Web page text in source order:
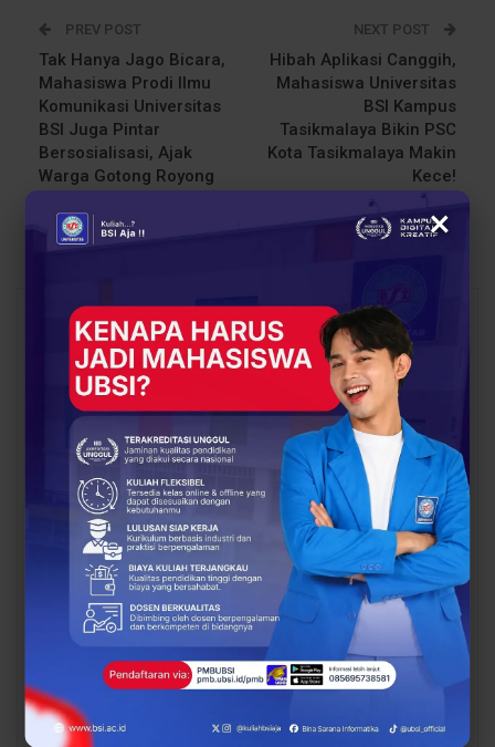
PREV POST
Tak Hanya Jago Bicara,
Mahasiswa Prodi Ilmu
Komunikasi Universitas
BSI Juga Pintar
Bersosialisasi, Ajak
Warga Gotong Royong
Bersih
NEXT POST
Hibah Aplikasi Canggih,
Mahasiswa Universitas
BSI Kampus
Tasikmalaya Bikin PSC
Kota Tasikmalaya Makin
Kece!
You Might Also Like
BERITA
UBSI Buka Call for
Papers ICAISD 2026,
Dorong Riset Teknologi
dan Keamanan Siber…
Siap Kuliah Berkualitas?
UBSI Cengkareng Gelar
Open Booth Spesial
dengan Beasiswa…
×